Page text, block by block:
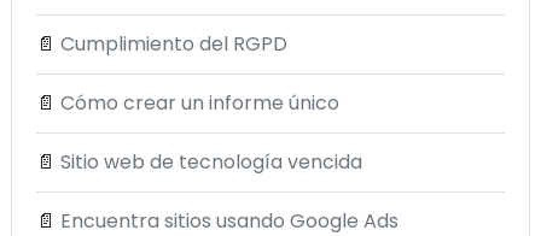
📄 Cumplimiento del RGPD
📄 Cómo crear un informe único
📄 Sitio web de tecnología vencida
📄 Encuentra sitios usando Google Ads